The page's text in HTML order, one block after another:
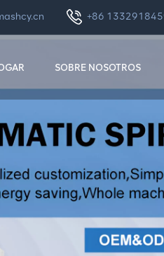
+86
SOBRE NOSOTROS